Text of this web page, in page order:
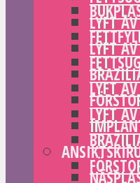
LYFT
LYFT
LYFT
LYFT